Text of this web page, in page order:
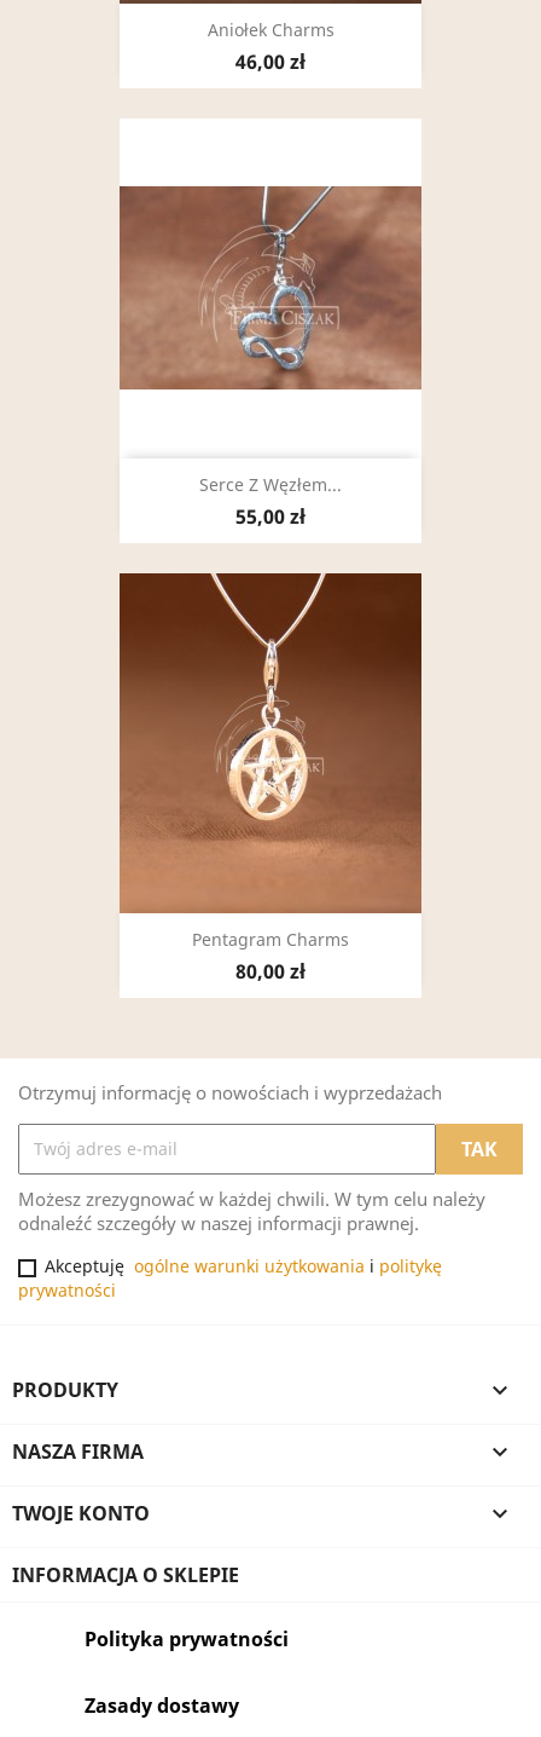
Aniołek Charms
46,00 zł
Serce Z Węzłem...
55,00 zł
Pentagram Charms
80,00 zł
Otrzymuj informację o nowościach i wyprzedażach
Możesz zrezygnować w każdej chwili. W tym celu należy
odnaleźć szczegóły w naszej informacji prawnej.
Akceptuję ogólne warunki użytkowania i politykę
prywatności
PRODUKTY 
NASZA FIRMA 
TWOJE KONTO 
INFORMACJA O SKLEPIE
Polityka prywatności
Zasady dostawy